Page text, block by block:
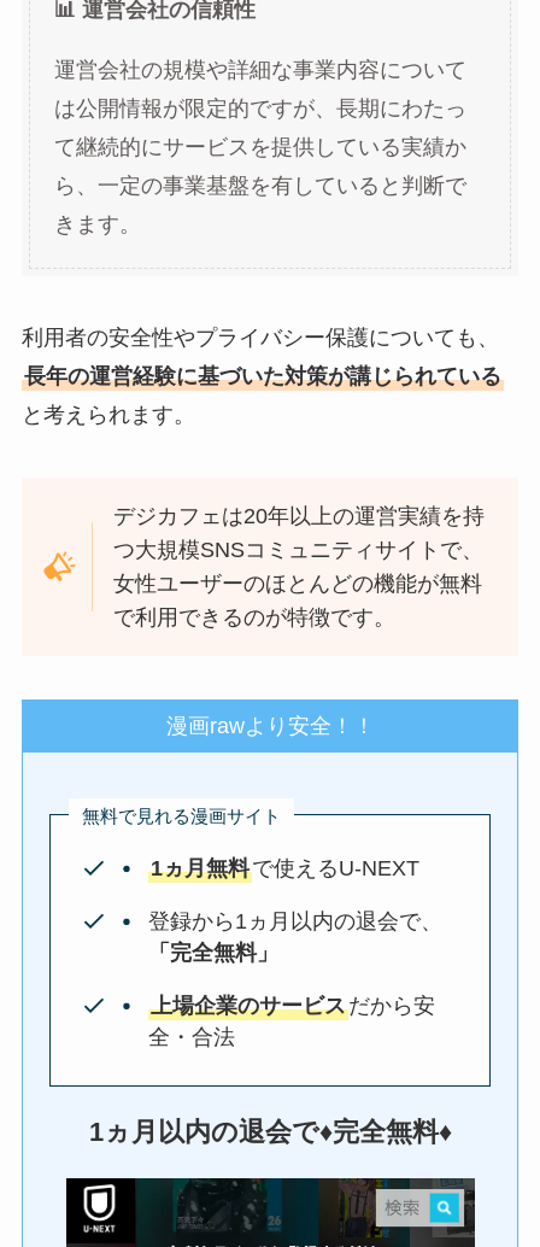
📊 運営会社の信頼性
運営会社の規模や詳細な事業内容について
は公開情報が限定的ですが、長期にわたっ
て継続的にサービスを提供している実績か
ら、一定の事業基盤を有していると判断で
きます。
利用者の安全性やプライバシー保護についても、
長年の運営経験に基づいた対策が講じられている
と考えられます。
デジカフェは20年以上の運営実績を持
つ大規模SNSコミュニティサイトで、
女性ユーザーのほとんどの機能が無料
で利用できるのが特徴です。
漫画rawより安全！！
無料で見れる漫画サイト
1ヵ月無料で使えるU-NEXT
登録から1ヵ月以内の退会で、
「完全無料」
上場企業のサービスだから安
全・合法
1ヵ月以内の退会で♦︎完全無料♦︎